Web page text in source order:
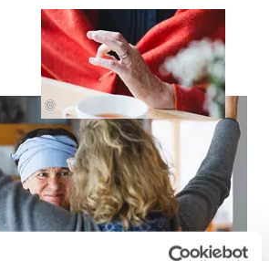
©